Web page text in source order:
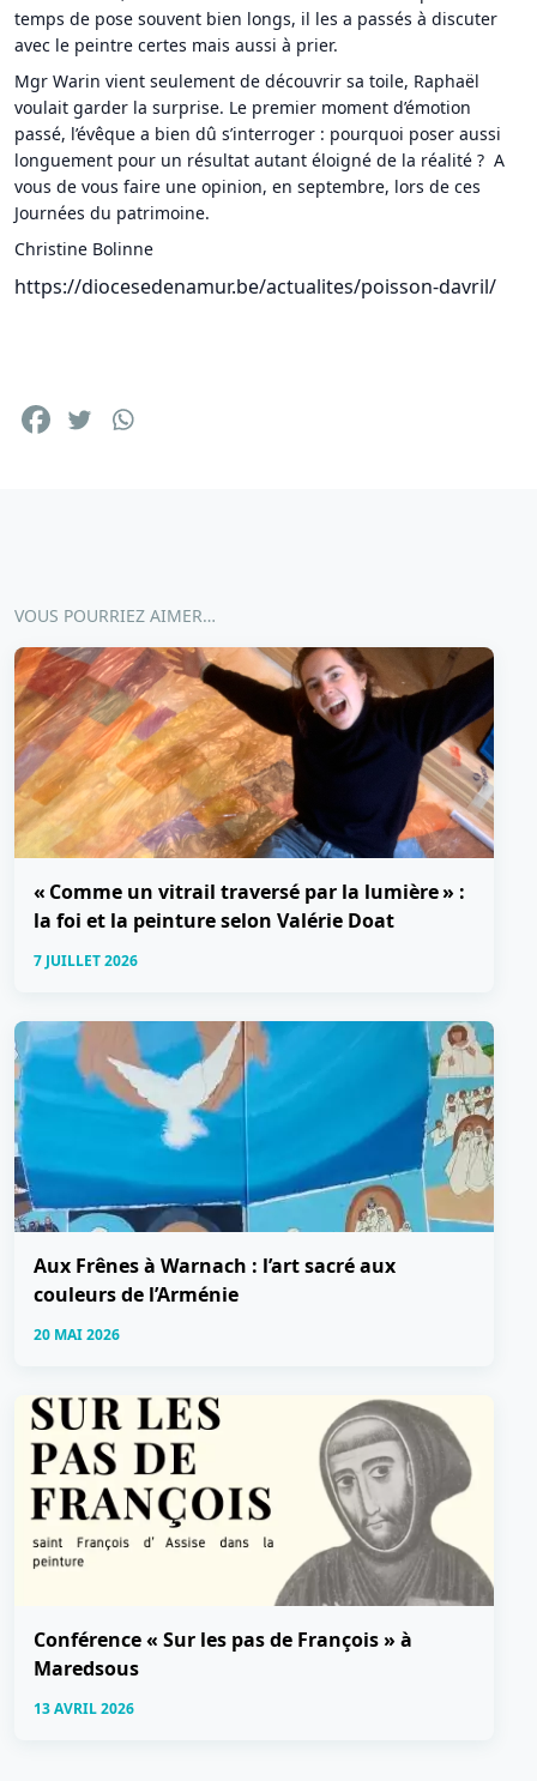
temps de pose souvent bien longs, il les a passés à discuter
avec le peintre certes mais aussi à prier.
Mgr Warin vient seulement de découvrir sa toile, Raphaël
voulait garder la surprise. Le premier moment d’émotion
passé, l’évêque a bien dû s’interroger : pourquoi poser aussi
longuement pour un résultat autant éloigné de la réalité ? A
vous de vous faire une opinion, en septembre, lors de ces
Journées du patrimoine.
Christine Bolinne
https://diocesedenamur.be/actualites/poisson-davril/
VOUS POURRIEZ AIMER…
« Comme un vitrail traversé par la lumière » :
la foi et la peinture selon Valérie Doat
7 JUILLET 2026
Aux Frênes à Warnach : l’art sacré aux
couleurs de l’Arménie
20 MAI 2026
Conférence « Sur les pas de François » à
Maredsous
13 AVRIL 2026